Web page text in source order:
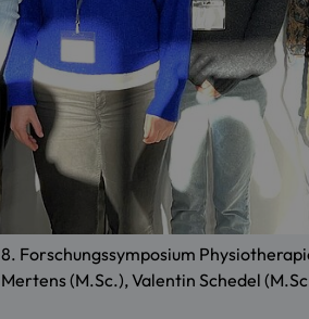
Forschungssymposium
(M.Sc.), Valentin Schedel